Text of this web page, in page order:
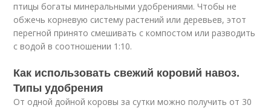
птицы богаты минеральными удобрениями. Чтобы не
обжечь корневую систему растений или деревьев, этот
перегной принято смешивать с компостом или разводить
с водой в соотношении 1:10.
Как использовать свежий коровий навоз.
Типы удобрения
От одной дойной коровы за сутки можно получить от 30